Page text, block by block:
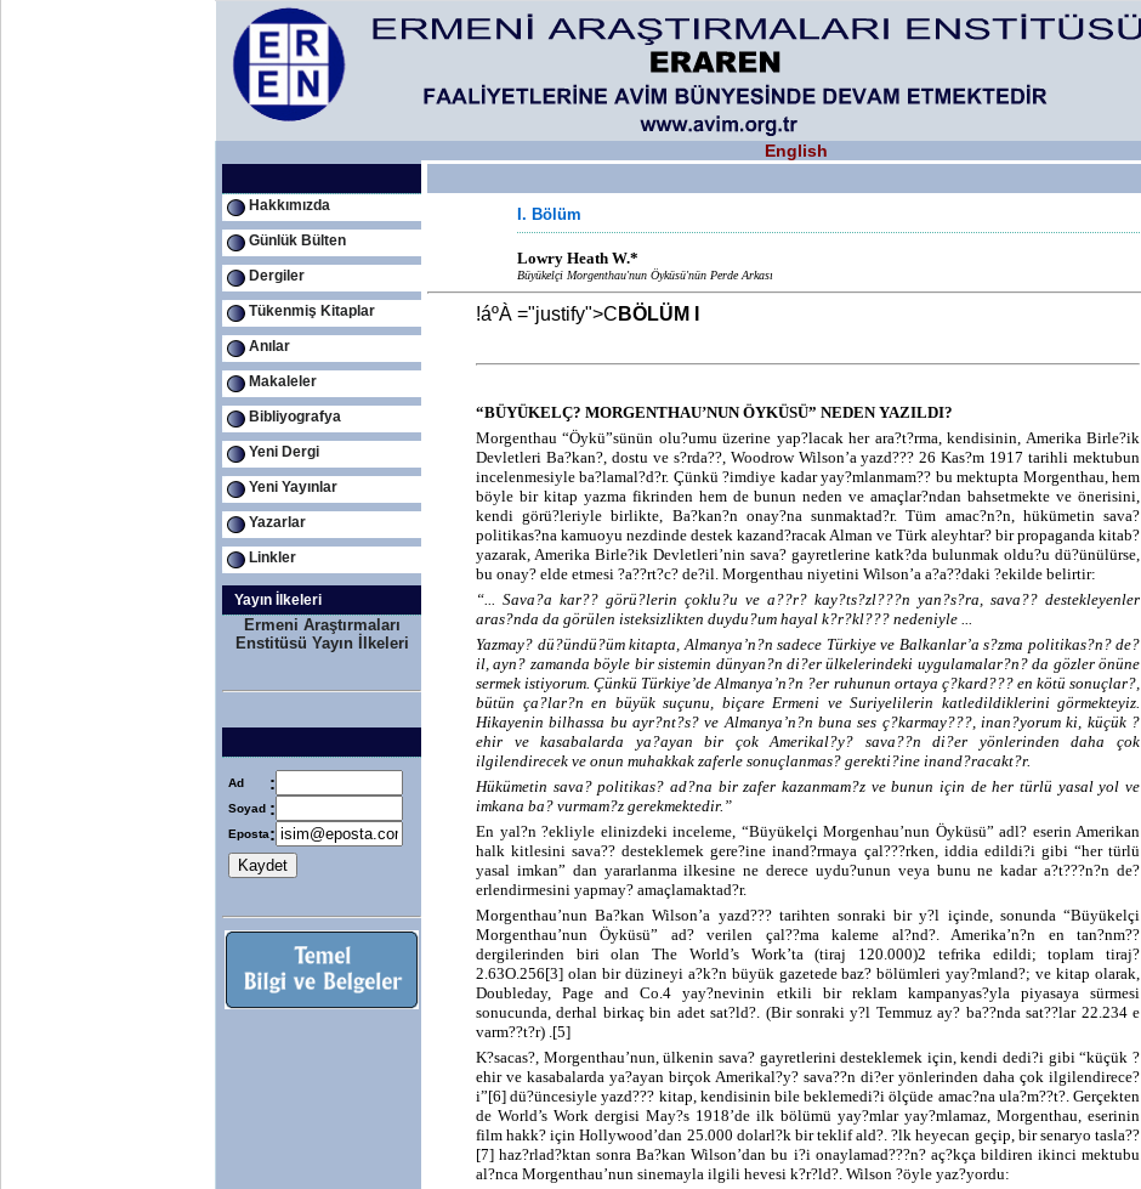
English
Hakkımızda
Günlük Bülten
Dergiler
Tükenmiş Kitaplar
Anılar
Makaleler
Bibliyografya
Yeni Dergi
Yeni Yayınlar
Yazarlar
Linkler
Yayın İlkeleri
Ermeni Araştırmaları
Enstitüsü Yayın İlkeleri
Ad :
Soyad :
Eposta:
I. Bölüm
Lowry Heath W.*
Büyükelçi Morgenthau'nun Öyküsü'nün Perde Arkası
!áºÀ ="justify">C BÖLÜM I
“BÜYÜKELÇ? MORGENTHAU’NUN ÖYKÜSÜ” NEDEN YAZILDI?
Morgenthau “Öykü”sünün olu?umu üzerine yap?lacak her ara?t?rma, kendisinin, Amerika Birle?ik
Devletleri Ba?kan?, dostu ve s?rda??, Woodrow Wilson’a yazd??? 26 Kas?m 1917 tarihli mektubun
incelenmesiyle ba?lamal?d?r. Çünkü ?imdiye kadar yay?mlanmam?? bu mektupta Morgenthau, hem
böyle bir kitap yazma fikrinden hem de bunun neden ve amaçlar?ndan bahsetmekte ve önerisini,
kendi görü?leriyle birlikte, Ba?kan?n onay?na sunmaktad?r. Tüm amac?n?n, hükümetin sava?
politikas?na kamuoyu nezdinde destek kazand?racak Alman ve Türk aleyhtar? bir propaganda kitab?
yazarak, Amerika Birle?ik Devletleri’nin sava? gayretlerine katk?da bulunmak oldu?u dü?ünülürse,
bu onay? elde etmesi ?a??rt?c? de?il. Morgenthau niyetini Wilson’a a?a??daki ?ekilde belirtir:
“... Sava?a kar?? görü?lerin çoklu?u ve a??r? kay?ts?zl???n yan?s?ra, sava?? destekleyenler
aras?nda da görülen isteksizlikten duydu?um hayal k?r?kl??? nedeniyle ...
Yazmay? dü?ündü?üm kitapta, Almanya’n?n sadece Türkiye ve Balkanlar’a s?zma politikas?n? de?
il, ayn? zamanda böyle bir sistemin dünyan?n di?er ülkelerindeki uygulamalar?n? da gözler önüne
sermek istiyorum. Çünkü Türkiye’de Almanya’n?n ?er ruhunun ortaya ç?kard??? en kötü sonuçlar?,
bütün ça?lar?n en büyük suçunu, biçare Ermeni ve Suriyelilerin katledildiklerini görmekteyiz.
Hikayenin bilhassa bu ayr?nt?s? ve Almanya’n?n buna ses ç?karmay???, inan?yorum ki, küçük ?
ehir ve kasabalarda ya?ayan bir çok Amerikal?y? sava??n di?er yönlerinden daha çok
ilgilendirecek ve onun muhakkak zaferle sonuçlanmas? gerekti?ine inand?racakt?r.
Hükümetin sava? politikas? ad?na bir zafer kazanmam?z ve bunun için de her türlü yasal yol ve
imkana ba? vurmam?z gerekmektedir.”
En yal?n ?ekliyle elinizdeki inceleme, “Büyükelçi Morgenhau’nun Öyküsü” adl? eserin Amerikan
halk kitlesini sava?? desteklemek gere?ine inand?rmaya çal???rken, iddia edildi?i gibi “her türlü
yasal imkan” dan yararlanma ilkesine ne derece uydu?unun veya bunu ne kadar a?t???n?n de?
erlendirmesini yapmay? amaçlamaktad?r.
Morgenthau’nun Ba?kan Wilson’a yazd??? tarihten sonraki bir y?l içinde, sonunda “Büyükelçi
Morgenthau’nun Öyküsü” ad? verilen çal??ma kaleme al?nd?. Amerika’n?n en tan?nm??
dergilerinden biri olan The World’s Work’ta (tiraj 120.000)2 tefrika edildi; toplam tiraj?
2.63O.256[3] olan bir düzineyi a?k?n büyük gazetede baz? bölümleri yay?mland?; ve kitap olarak,
Doubleday, Page and Co.4 yay?nevinin etkili bir reklam kampanyas?yla piyasaya sürmesi
sonucunda, derhal birkaç bin adet sat?ld?. (Bir sonraki y?l Temmuz ay? ba??nda sat??lar 22.234 e
varm??t?r) .[5]
K?sacas?, Morgenthau’nun, ülkenin sava? gayretlerini desteklemek için, kendi dedi?i gibi “küçük ?
ehir ve kasabalarda ya?ayan birçok Amerikal?y? sava??n di?er yönlerinden daha çok ilgilendirece?
i”[6] dü?üncesiyle yazd??? kitap, kendisinin bile beklemedi?i ölçüde amac?na ula?m??t?. Gerçekten
de World’s Work dergisi May?s 1918’de ilk bölümü yay?mlar yay?mlamaz, Morgenthau, eserinin
film hakk? için Hollywood’dan 25.000 dolarl?k bir teklif ald?. ?lk heyecan geçip, bir senaryo tasla??
[7] haz?rlad?ktan sonra Ba?kan Wilson’dan bu i?i onaylamad???n? aç?kça bildiren ikinci mektubu
al?nca Morgenthau’nun sinemayla ilgili hevesi k?r?ld?. Wilson ?öyle yaz?yordu: